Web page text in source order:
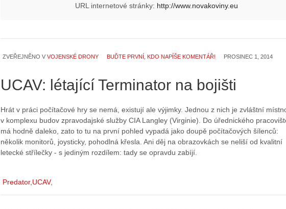
URL internetové stránky: http://www.novakoviny.eu
ZVEŘEJNĚNO V VOJENSKÉ DRONY BUĎTE PRVNÍ, KDO NAPÍŠE KOMENTÁŘ! PROSINEC 1, 2014
UCAV: létající Terminator na bojišti
Hrát v práci počítačové hry se nemá, existují ale výjimky. Jednou z nich je zvláštní
v komplexu budov zpravodajské služby CIA Langley (Virginie). Do úřednického
má hodně daleko, zato to tu na první pohled vypadá jako doupě počítačových šílenců:
několik monitorů, joysticky, pohodlná křesla. Ani děj na obrazovkách se neliší od kvalitní
letecké střílečky - s jediným rozdílem: tady se opravdu zabíjí.
Predator UCAV